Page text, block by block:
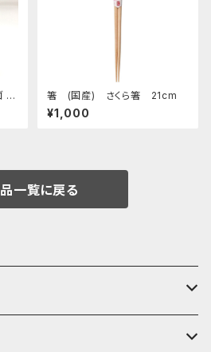
琉
箸 (国産) さくら箸 21cm
¥1,000
一覧に戻る